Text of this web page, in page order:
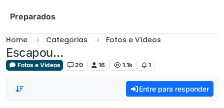
Preparados
Home Categorias Fotos e Vídeos
Escapou…
Fotos e Vídeos 20 16 1.1k 1
Entre para responder